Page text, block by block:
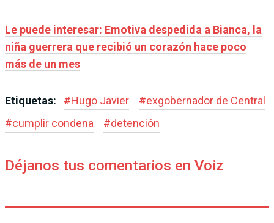
Le puede interesar: Emotiva despedida a Bianca, la
niña guerrera que recibió un corazón hace poco
más de un mes
Etiquetas: #Hugo Javier #exgobernador de Central
#cumplir condena #detención
Déjanos tus comentarios en Voiz